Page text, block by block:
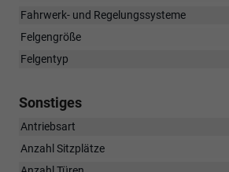
Fahrwerk- und Regelungssysteme
Felgengröße
Felgentyp
Sonstiges
Antriebsart
Anzahl Sitzplätze